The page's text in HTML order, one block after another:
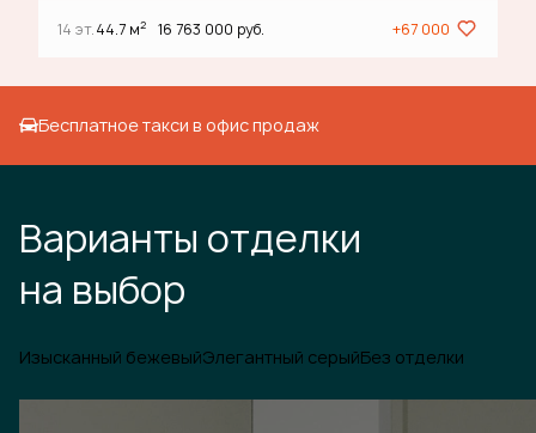
14 эт.44.7 м2 16 763 000 руб. +67 000
Бесплатное такси в офис продаж
Варианты отделки
на выбор
Изысканный бежевыйЭлегантный серыйБез отделки